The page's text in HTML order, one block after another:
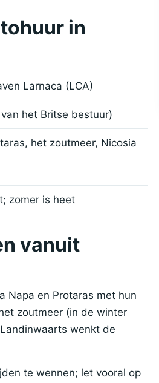
in
Larnaca (LCA)
het Britse bestuur)
het zoutmeer, Nicosia
zomer is heet
vanuit
Napa en Protaras met hun
zoutmeer (in de winter
wenkt de
te wennen; let vooral op